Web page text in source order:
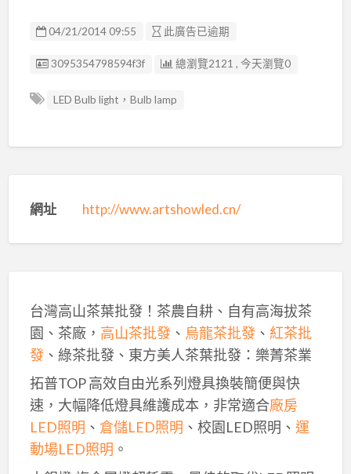
04/21/2014 09:55 此廣告已逾期
廣告编號
3095354798594f3f 總瀏覽2121 , 今天瀏覽0
LED Bulb light，Bulb lamp
網址 http://www.artshowled.cn/
台灣高山茶葉批發！茶農自耕、自有高海拔茶
園、茶廠， 高山茶批發、 烏龍茶批發、 紅茶批
發、綠茶批發、東方美人茶葉批發：樂菁茶業
拓普TOP 高效自由光系列燈具換裝簡便與快
速，大幅降低燈具維護成本，非常適合廠房
LED照明 、 倉儲LED照明 、校園LED照明、 運
動場LED照明 。